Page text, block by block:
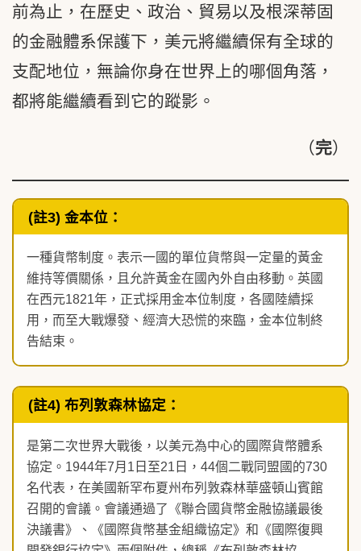
前為止，在歷史、政治、貿易以及根深蒂固
的金融體系保護下，美元將繼續保有全球的
支配地位，無論你身在世界上的哪個角落，
都將能繼續看到它的蹤影。
（完）
(註3) 金本位：
一種貨幣制度。表示一國的單位貨幣與一定量的黃金
維持等價關係，且允許黃金在國內外自由移動。英國
在西元1821年，正式採用金本位制度，各國陸續採
用，而至大戰爆發、經濟大恐慌的來臨，金本位制終
告結束。
(註4) 布列敦森林協定：
是第二次世界大戰後，以美元為中心的國際貨幣體系
協定。1944年7月1日至21日，44個二戰同盟國的730
名代表，在美國新罕布夏州布列敦森林華盛頓山賓館
召開的會議。會議通過了《聯合國貨幣金融協議最後
決議書》、《國際貨幣基金組織協定》和《國際復興